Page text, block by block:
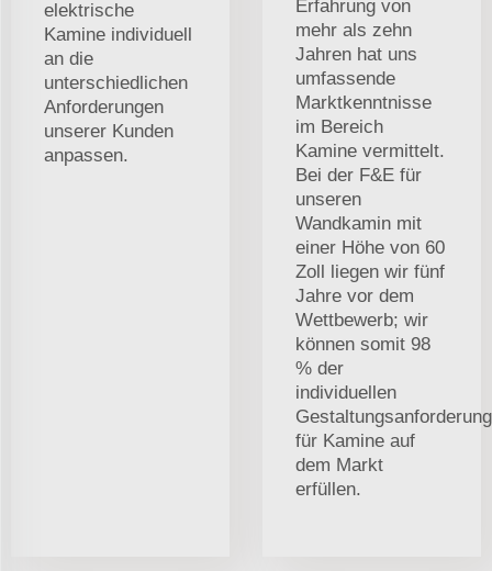
elektrische
Kamine individuell
an die
unterschiedlichen
Anforderungen
unserer Kunden
anpassen.
Erfahrung von
mehr als zehn
Jahren hat uns
umfassende
Marktkenntnisse
im Bereich
Kamine vermittelt.
Bei der F&E für
unseren
Wandkamin mit
einer Höhe von 60
Zoll liegen wir fünf
Jahre vor dem
Wettbewerb; wir
können somit 98
% der
individuellen
für Kamine auf
dem Markt
erfüllen.